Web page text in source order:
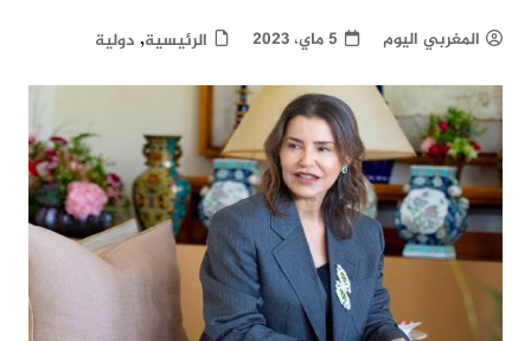
المغربي اليوم 5 ماي، 2023 الرئيسية, دولية